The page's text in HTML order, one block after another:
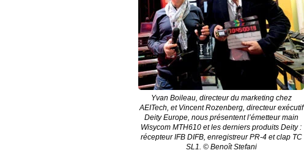
Yvan Boileau, directeur du marketing chez
AEITech, et Vincent Rozenberg, directeur exécutif
Deity Europe, nous présentent l’émetteur main
Wisycom MTH610 et les derniers produits Deity :
récepteur IFB DIFB, enregistreur PR-4 et clap TC
SL1. © Benoît Stefani